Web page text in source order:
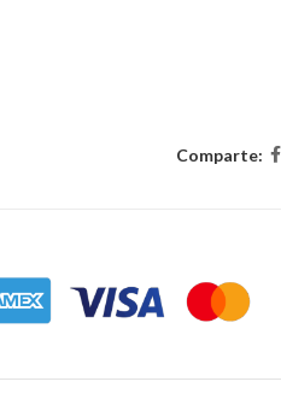
Comparte: